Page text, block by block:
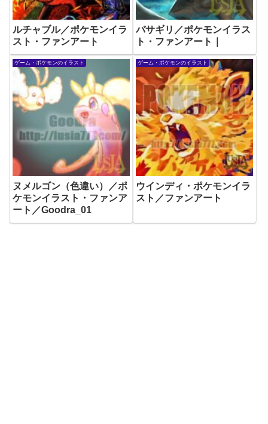
ルチャブル／ポケモンイラ
スト・ファンアート
バサギリ／ポケモンイラス
ト・ファンアート｜
ゲーム・ポケモンのイラスト
ヌメルゴン（色違い）／ポ
ケモンイラスト・ファンア
ート／Goodra_01
ゲーム・ポケモンのイラスト
ウインディ・ポケモンイラ
スト／ファンアート